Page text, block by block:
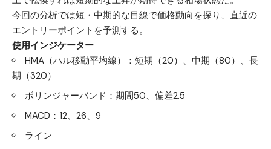
今回の分析では短・中期的な目線で価格動向を探り、直近の
エントリーポイントを予測する。
使用インジケーター
HMA（ハル移動平均線）：短期（20）、中期（80）、長
期（320）
ボリンジャーバンド：期間50、偏差2.5
MACD：12、26、9
ライン